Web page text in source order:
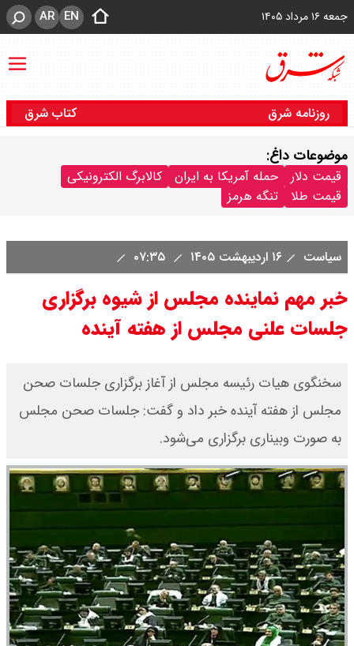
جمعه ۱۶ مرداد ۱۴۰۵ EN
AR
روزنامه شرق کتاب شرق
موضوعات داغ:
قیمت دلار حمله آمریکا به ایران
کالابرگ الکترونیکی
قیمت طلا
تنگه هرمز
سیاست ۱۶ اردیبهشت ۱۴۰۵
خبر مهم نماینده مجلس از شیوه برگزاری
جلسات علنی مجلس از هفته آینده
سخنگوی هیات رئیسه مجلس از آغاز برگزاری جلسات صحن
مجلس از هفته آینده خبر داد و گفت: جلسات صحن مجلس
به صورت وبیناری برگزاری می‌شود.